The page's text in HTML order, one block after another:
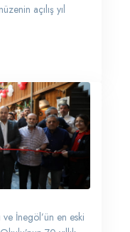
açılış yıl
İnegöl’ün en eski